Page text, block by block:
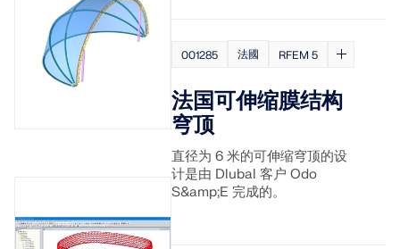
001285 法國 RFEM 5
法国可伸缩膜结构
穹顶
直径为 6 米的可伸缩穹顶的设
计是由 Dlubal 客户 Odo
S&amp;E 完成的。